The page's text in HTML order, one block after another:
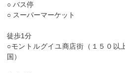
○ バス停
○ スーパーマーケット
徒歩1分
○モントルグイユ商店街（１５０以
国）